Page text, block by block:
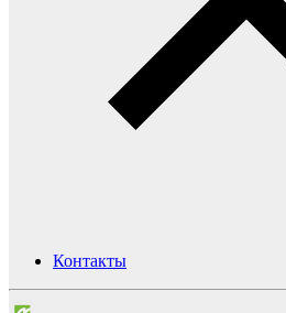
Контакты